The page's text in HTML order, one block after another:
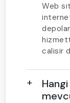
Web
calisir